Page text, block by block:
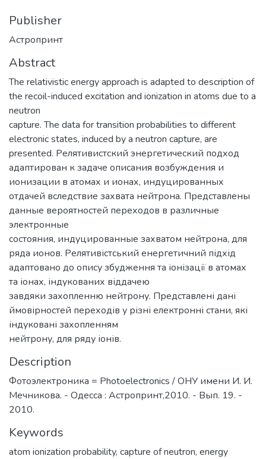
Publisher
Астропринт
Abstract
The relativistic energy approach is adapted to description of
the recoil-induced excitation and ionization in atoms due to a
neutron
capture. The data for transition probabilities to different
electronic states, induced by a neutron capture, are
presented. Релятивистский энергетический подход
адаптирован к задаче описания возбуждения и
ионизации в атомах и ионах, индуцированных
отдачей вследствие захвата нейтрона. Представлены
данные вероятностей переходов в различные
электронные
состояния, индуцированные захватом нейтрона, для
ряда ионов. Релятивістський енергетичний підхід
адаптовано до опису збудження та іонізації в атомах
та іонах, індукованих віддачею
завдяки захопленню нейтрону. Представлені дані
ймовірностей переходів у різні електронні стани, які
індуковані захопленням
нейтрону, для ряду іонів.
Description
Фотоэлектроника = Photoelectronics / ОНУ имени И. И.
Мечникова. - Одесса : Астропринт,2010. - Вып. 19. -
2010.
Keywords
atom ionization probability, capture of neutron, energy